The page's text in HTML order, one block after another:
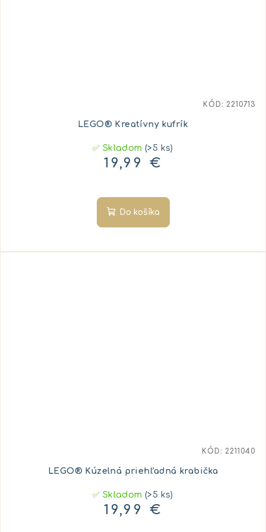
LEGO® Kreatívny kufrík
✅ Skladom(>5 ks)
19,99 €
Do košíka
KÓD: 2210713
LEGO® Kúzelná priehľadná krabička
✅ Skladom(>5 ks)
19,99 €
KÓD: 2211040